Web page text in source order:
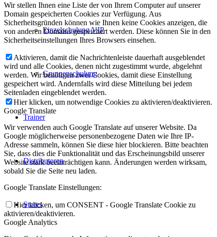
Einzelschulung VIP
Gruppenschulung
Trainer
Distributoren
Stores
Wir stellen Ihnen eine Liste der von Ihrem Computer auf unserer
Domain gespeicherten Cookies zur Verfügung. Aus
Sicherheitsgründen können wie Ihnen keine Cookies anzeigen, die
von anderen Domains gespeichert werden. Diese können Sie in den
Sicherheitseinstellungen Ihres Browsers einsehen.
Aktivieren, damit die Nachrichtenleiste dauerhaft ausgeblendet
wird und alle Cookies, denen nicht zugestimmt wurde, abgelehnt
werden. Wir benötigen zwei Cookies, damit diese Einstellung
gespeichert wird. Andernfalls wird diese Mitteilung bei jedem
Seitenladen eingeblendet werden.
Hier klicken, um notwendige Cookies zu aktivieren/deaktivieren.
Google Translate
Wir verwenden auch Google Translate auf unserer Website. Da
Google möglicherweise personenbezogene Daten wie Ihre IP-
Adresse sammeln, können Sie diese hier blockieren. Bitte beachten
Sie, dass dies die Funktionalität und das Erscheinungsbild unserer
Website stark beeinträchtigen kann. Änderungen werden wirksam,
sobald Sie die Seite neu laden.
Google Translate Einstellungen:
Hier klicken, um CONSENT - Google Translate Cookie zu
aktivieren/deaktivieren.
Google Analytics